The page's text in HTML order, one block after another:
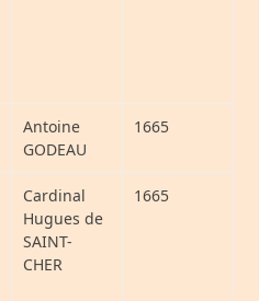
Antoine
GODEAU
1665
Cardinal
Hugues de
SAINT-
CHER
1665